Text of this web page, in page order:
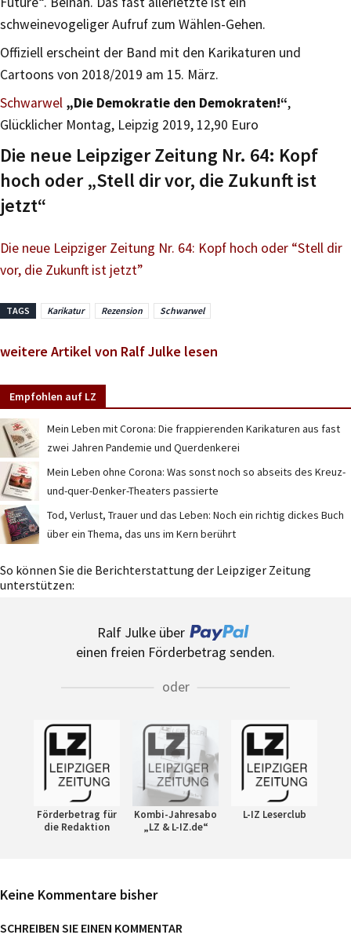
schweinevogeliger Aufruf zum Wählen-Gehen.
Offiziell erscheint der Band mit den Karikaturen und
Cartoons von 2018/2019 am 15. März.
Schwarwel „Die Demokratie den Demokraten!“,
Glücklicher Montag, Leipzig 2019, 12,90 Euro
Die neue Leipziger Zeitung Nr. 64: Kopf
hoch oder „Stell dir vor, die Zukunft ist
jetzt“
Die neue Leipziger Zeitung Nr. 64: Kopf hoch oder “Stell dir
vor, die Zukunft ist jetzt”
TAGS Karikatur Rezension Schwarwel
weitere Artikel von Ralf Julke lesen
Empfohlen auf LZ
Mein Leben mit Corona: Die frappierenden Karikaturen aus fast
zwei Jahren Pandemie und Querdenkerei
Mein Leben ohne Corona: Was sonst noch so abseits des Kreuz-
und-quer-Denker-Theaters passierte
Tod, Verlust, Trauer und das Leben: Noch ein richtig dickes Buch
über ein Thema, das uns im Kern berührt
So können Sie die Berichterstattung der Leipziger Zeitung
unterstützen:
Ralf Julke über
einen freien Förderbetrag senden.
oder
Förderbetrag für
die Redaktion
Kombi-Jahresabo
„LZ & L-IZ.de“
L-IZ Leserclub
Keine Kommentare bisher
SCHREIBEN SIE EINEN KOMMENTAR